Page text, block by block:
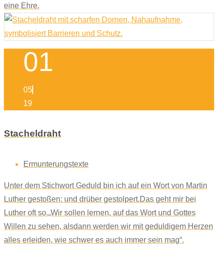
eine Ehre.
01
05
19
Stacheldraht
Ermunterungstexte
Unter dem Stichwort Geduld bin ich auf ein Wort von Martin
Luther gestoßen; und drüber gestolpert.Das geht mir bei
Luther oft so.„Wir sollen lernen, auf das Wort und Gottes
Willen zu sehen, alsdann werden wir mit geduldigem Herzen
alles erleiden, wie schwer es auch immer sein mag“.